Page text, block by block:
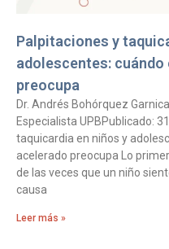
Palpitaciones y
adolescentes:
preocupa
Dr. Andrés Bohórquez
Especialista UPBPublicado:
taquicardia en niños y
acelerado preocupa Lo
de las veces que un niño
causa
Leer más »